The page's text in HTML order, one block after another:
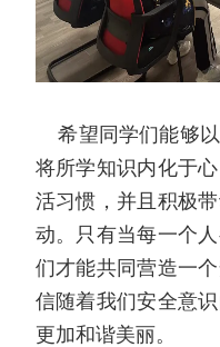
希望同学们能够以
将所学知识内化于
活习惯，并且积极
动。只有当每一个
们才能共同营造一
信随着我们安全意
更加和谐美丽。